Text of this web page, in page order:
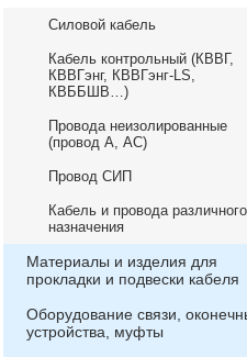
Силовой кабель
Кабель контрольный (КВВГ,
КВВГэнг, КВВГэнг-LS,
КВББШВ…)
Провода неизолированные
(провод А, АС)
Провод СИП
Кабель и провода различного
назначения
Материалы и изделия для
прокладки и подвески кабеля
Оборудование связи,
устройства, муфты